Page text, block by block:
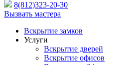
8(812)323-20-30
Вызвать мастера
Вскрытие замков
Услуги
Вскрытие дверей
Вскрытие офисов